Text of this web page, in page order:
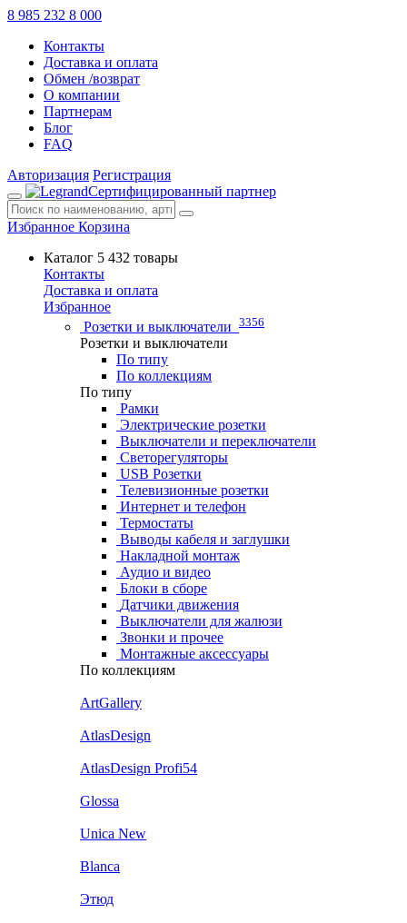
8 985 232 8 000
Контакты
Доставка и оплата
Обмен /возврат
О компании
Партнерам
Блог
FAQ
Авторизация Регистрация
Сертифицированный партнер
Избранное Корзина
Каталог 5 432 товары
Контакты
Доставка и оплата
Избранное
Розетки и выключатели 3356
Розетки и выключатели
По типу
По коллекциям
По типу
Рамки
Электрические розетки
Выключатели и переключатели
Светорегуляторы
USB Розетки
Телевизионные розетки
Интернет и телефон
Термостаты
Выводы кабеля и заглушки
Накладной монтаж
Аудио и видео
Блоки в сборе
Датчики движения
Выключатели для жалюзи
Звонки и прочее
Монтажные аксессуары
По коллекциям
ArtGallery
AtlasDesign
AtlasDesign Profi54
Glossa
Unica New
Blanca
Этюд